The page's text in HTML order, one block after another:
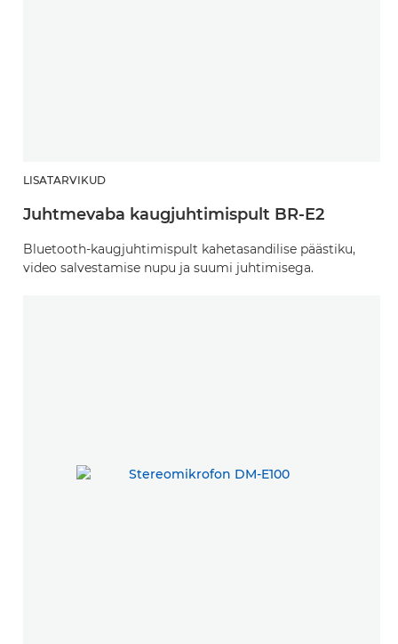
LISATARVIKUD
Juhtmevaba kaugjuhtimispult BR-E2
Bluetooth‑kaugjuhtimispult kahetasandilise päästiku,
video salvestamise nupu ja suumi juhtimisega.